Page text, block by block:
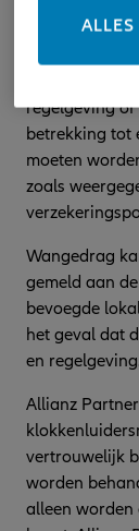
regelgeving
betrekking tot
moeten
zoals
Wangedrag
gemeld aan
bevoegde
het geval dat
en
Allianz
vertrouwelijk
worden
alleen worden